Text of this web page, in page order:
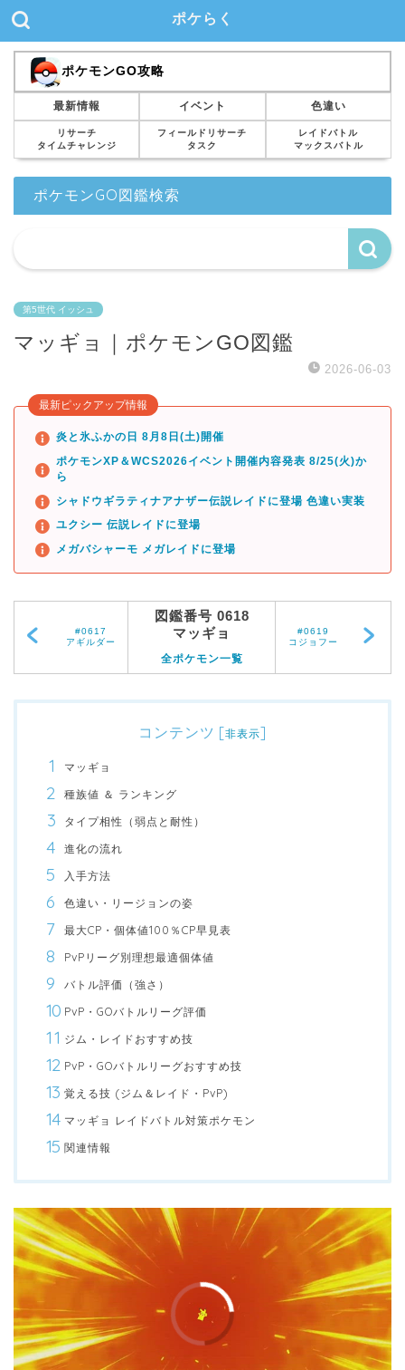
ポケらく
ポケモンGO攻略
最新情報 イベント 色違い
リサーチ
タイムチャレンジ
フィールドリサーチ
タスク
レイドバトル
マックスバトル
ポケモンGO図鑑検索
第5世代 イッシュ
マッギョ｜ポケモンGO図鑑
2026-06-03
最新ピックアップ情報
炎と氷ふかの日 8月8日(土)開催
ポケモンXP＆WCS2026イベント開催内容発表 8/25(火)か
ら
シャドウギラティナアナザー伝説レイドに登場 色違い実装
ユクシー 伝説レイドに登場
メガバシャーモ メガレイドに登場
#0617
アギルダー
図鑑番号 0618
マッギョ
全ポケモン一覧
#0619
コジョフー
コンテンツ [非表示]
マッギョ
種族値 ＆ ランキング
タイプ相性（弱点と耐性）
進化の流れ
入手方法
色違い・リージョンの姿
最大CP・個体値100％CP早見表
PvPリーグ別理想最適個体値
バトル評価（強さ）
PvP・GOバトルリーグ評価
ジム・レイドおすすめ技
PvP・GOバトルリーグおすすめ技
覚える技 (ジム＆レイド・PvP)
マッギョ レイドバトル対策ポケモン
関連情報